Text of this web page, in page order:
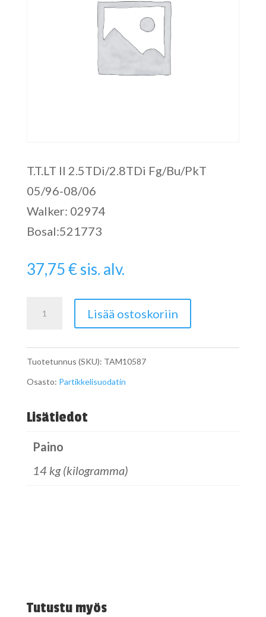
T.T.LT II 2.5TDi/2.8TDi Fg/Bu/PkT
05/96-08/06
Walker: 02974
Bosal:521773
37,75€sis. alv.
Lisää ostoskoriin
Tuotetunnus (SKU): TAM10587
Osasto: Partikkelisuodatin
Lisätiedot
Paino
14 kg (kilogramma)
Tutustu myös